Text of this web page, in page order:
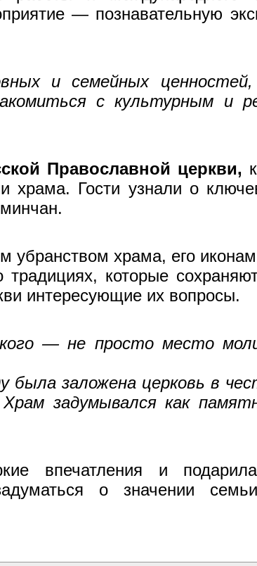
— познавательную
и семейных
с культурным и
Православной церкви,
храма. Гости узнали о
убранством храма, его
которые
интересующие их вопросы.
— не просто место
была заложена церковь в
задумывался как
впечатления и
о значении